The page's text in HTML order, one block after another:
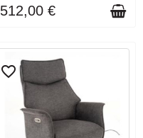
512,00 €
favorite_border